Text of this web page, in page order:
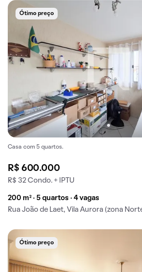
Ótimo preço
Casa com 5 quartos.
R$ 600.000
R$ 32 Condo. + IPTU
200 m² · 5 quartos · 4 vagas
Rua João de Laet, Vila Aurora (zona
Ótimo preço